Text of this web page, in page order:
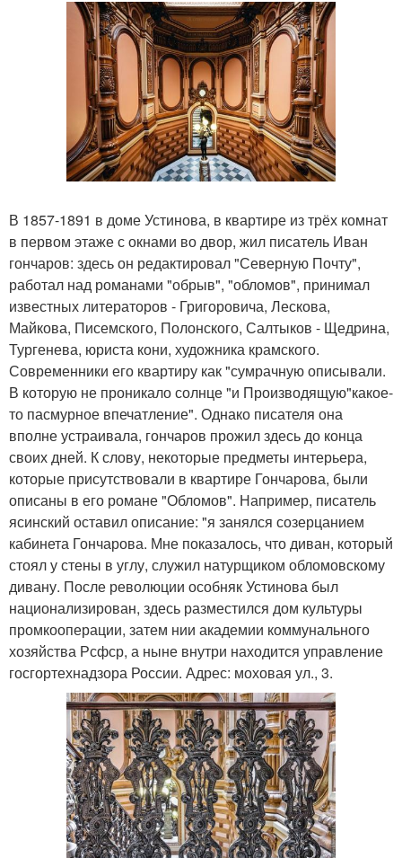
В 1857-1891 в доме Устинова, в квартире из трёх комнат
в первом этаже с окнами во двор, жил писатель Иван
гончаров: здесь он редактировал "Северную Почту",
работал над романами "обрыв", "обломов", принимал
известных литераторов - Григоровича, Лескова,
Майкова, Писемского, Полонского, Салтыков - Щедрина,
Тургенева, юриста кони, художника крамского.
Современники его квартиру как "сумрачную описывали.
В которую не проникало солнце "и Производящую"какое-
то пасмурное впечатление". Однако писателя она
вполне устраивала, гончаров прожил здесь до конца
своих дней. К слову, некоторые предметы интерьера,
которые присутствовали в квартире Гончарова, были
описаны в его романе "Обломов". Например, писатель
ясинский оставил описание: "я занялся созерцанием
кабинета Гончарова. Мне показалось, что диван, который
стоял у стены в углу, служил натурщиком обломовскому
дивану. После революции особняк Устинова был
национализирован, здесь разместился дом культуры
промкооперации, затем нии академии коммунального
хозяйства Рсфср, а ныне внутри находится управление
госгортехнадзора России. Адрес: моховая ул., 3.